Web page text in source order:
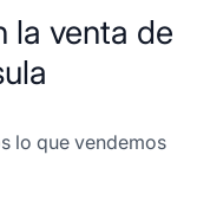
la venta de
lo que vendemos